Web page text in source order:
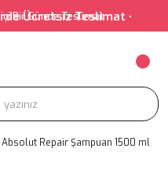
Bir Günde Teslimat
Ücretsiz Teslimat •